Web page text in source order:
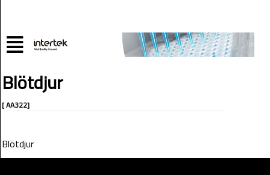
Blötdjur
[ AA322]
Blötdjur